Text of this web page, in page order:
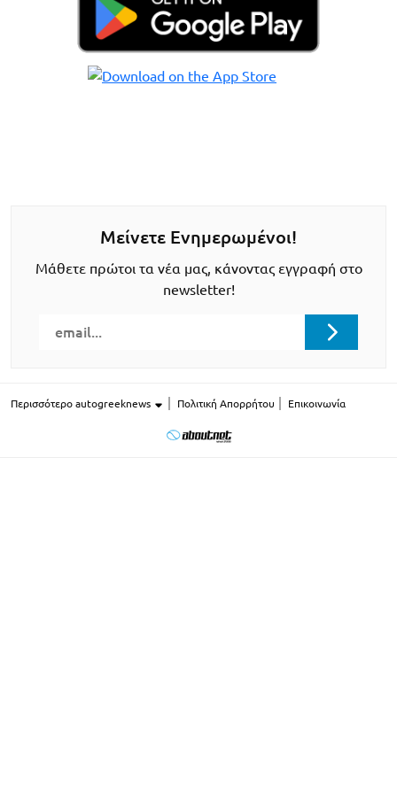
Μείνετε Ενημερωμένοι!
Μάθετε πρώτοι τα νέα μας, κάνοντας εγγραφή στο
newsletter!
Περισσότερο autogreeknews Πολιτική Απορρήτου Επικοινωνία